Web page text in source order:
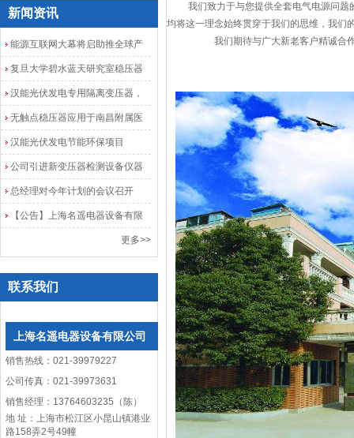
新闻资讯
能源互联网大幕将启助推全球产
业发展加速度
复旦大学碧水蓝天研究室稳压器
安装调试成功
汉能光伏发电专用隔离变压器，
光伏发电隔离配电柜
无触点稳压器应用于南昌附属医
院
汉能光伏发电节能环保项目
公司引进新变压器检测设备仪器
总经理对今年计划的会议召开
【公告】上海名遥电器设备有限
更多>>
联系我们
上海名遥电器设备有限公司
销售热线：021-39979227
公司传真：021-39973631
销售经理：13764603235（陈）
地 址：上海市松江区小昆山镇港业
路158弄2号49幢
我们致力于与您提供全套电气电源问题
均将这一理念始终贯穿于我们的思维，我们
我们期待与广大新老客户精诚合